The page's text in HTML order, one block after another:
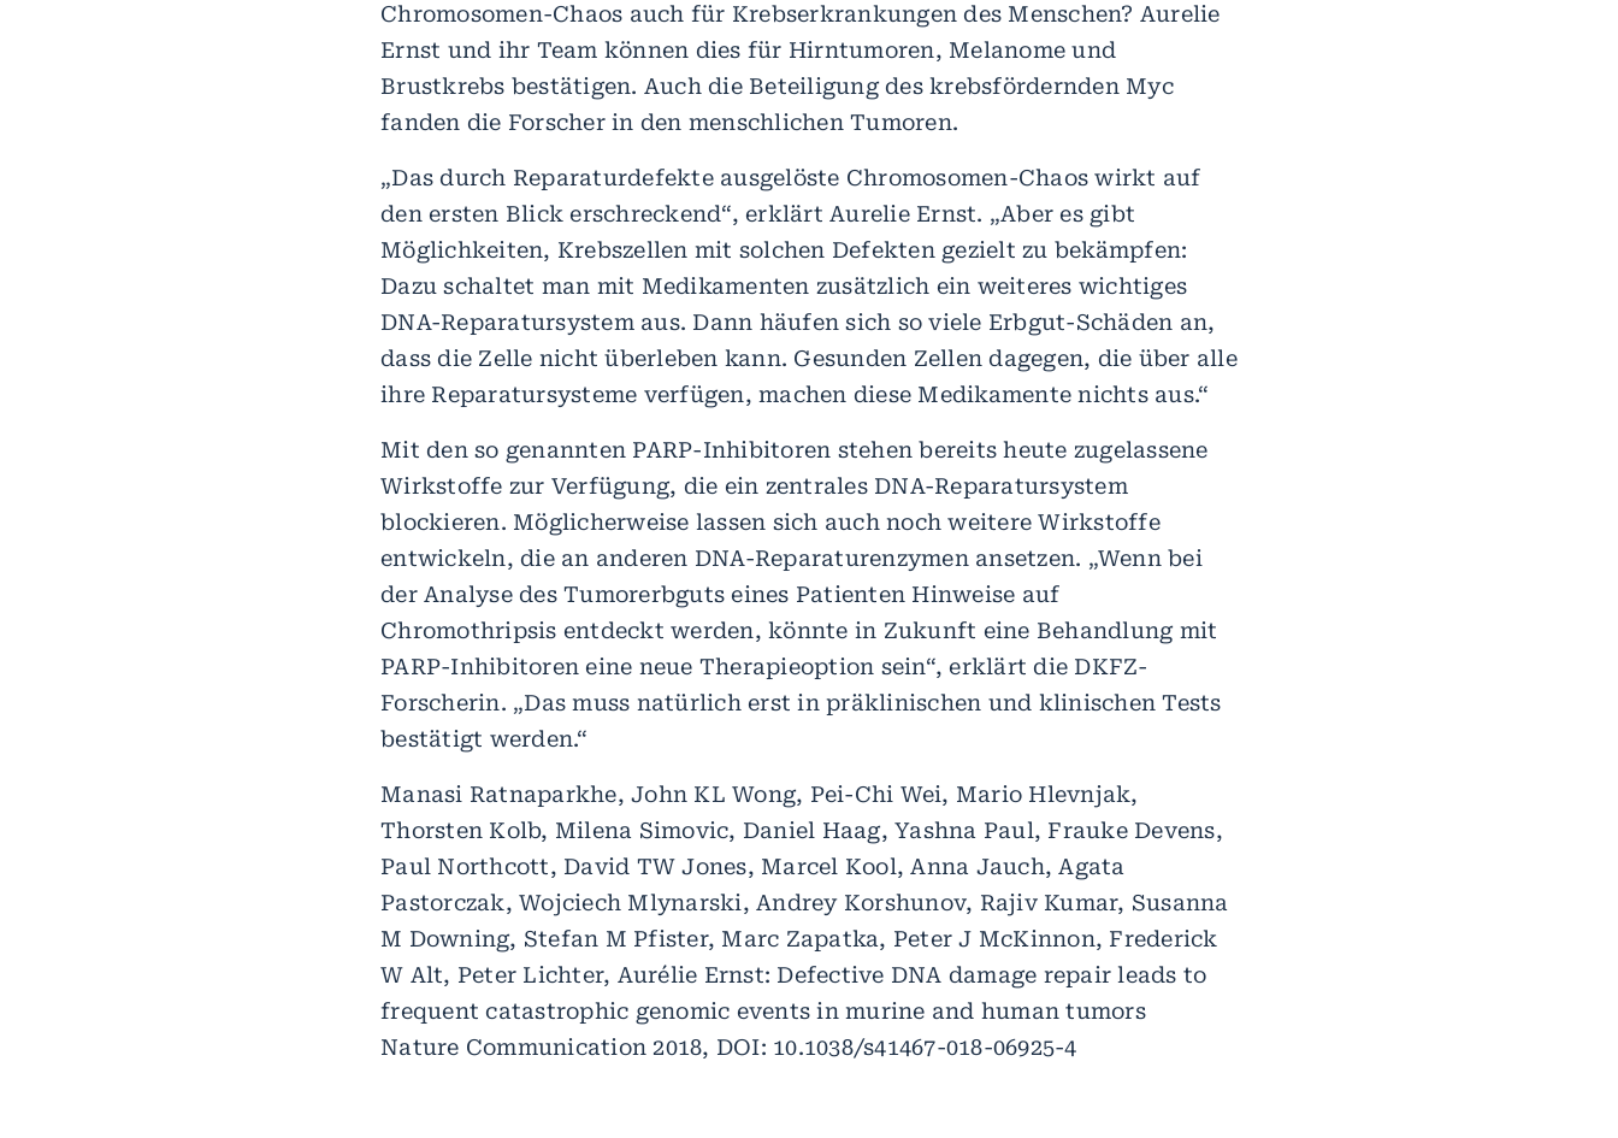
Chromosomen-Chaos auch für Krebserkrankungen des Menschen? Aurelie
Ernst und ihr Team können dies für Hirntumoren, Melanome und
Brustkrebs bestätigen. Auch die Beteiligung des krebsfördernden Myc
fanden die Forscher in den menschlichen Tumoren.
„Das durch Reparaturdefekte ausgelöste Chromosomen-Chaos wirkt auf
den ersten Blick erschreckend“, erklärt Aurelie Ernst. „Aber es gibt
Möglichkeiten, Krebszellen mit solchen Defekten gezielt zu bekämpfen:
Dazu schaltet man mit Medikamenten zusätzlich ein weiteres wichtiges
DNA-Reparatursystem aus. Dann häufen sich so viele Erbgut-Schäden an,
dass die Zelle nicht überleben kann. Gesunden Zellen dagegen, die über alle
ihre Reparatursysteme verfügen, machen diese Medikamente nichts aus.“
Mit den so genannten PARP-Inhibitoren stehen bereits heute zugelassene
Wirkstoffe zur Verfügung, die ein zentrales DNA-Reparatursystem
blockieren. Möglicherweise lassen sich auch noch weitere Wirkstoffe
entwickeln, die an anderen DNA-Reparaturenzymen ansetzen. „Wenn bei
der Analyse des Tumorerbguts eines Patienten Hinweise auf
Chromothripsis entdeckt werden, könnte in Zukunft eine Behandlung mit
PARP-Inhibitoren eine neue Therapieoption sein“, erklärt die DKFZ-
Forscherin. „Das muss natürlich erst in präklinischen und klinischen Tests
bestätigt werden.“
Manasi Ratnaparkhe, John KL Wong, Pei-Chi Wei, Mario Hlevnjak,
Thorsten Kolb, Milena Simovic, Daniel Haag, Yashna Paul, Frauke Devens,
Paul Northcott, David TW Jones, Marcel Kool, Anna Jauch, Agata
Pastorczak, Wojciech Mlynarski, Andrey Korshunov, Rajiv Kumar, Susanna
M Downing, Stefan M Pfister, Marc Zapatka, Peter J McKinnon, Frederick
W Alt, Peter Lichter, Aurélie Ernst: Defective DNA damage repair leads to
frequent catastrophic genomic events in murine and human tumors
Nature Communication 2018, DOI: 10.1038/s41467-018-06925-4